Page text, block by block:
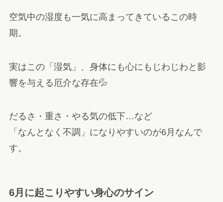
空気中の湿度も一気に高まってきているこの時
期。
実はこの「湿気」、身体にも心にもじわじわと影
響を与える厄介な存在💦
だるさ・重さ・やる気の低下…など
「なんとなく不調」になりやすいのが6月なんで
す。
6月に起こりやすい身心のサイン